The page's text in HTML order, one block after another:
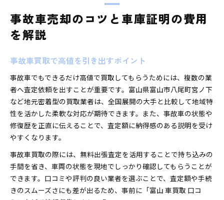
事故車売却のコツと車庫証明の費用
を解説
事故車買取で高値を引き出すポイント
事故車でもできるだけ高値で買取してもらうためには、複数の業
者へ査定依頼を出すことが重要です。富山県富山市八尾町宮ノ下
など地元密着型の買取業者は、全国展開の大手と比較して地域特
性を活かした柔軟な対応が期待できます。また、事故車の状態や
修復歴を正直に伝えることで、査定額に納得感のある説明を受け
やすくなります。
事故車買取の際には、無料出張査定を活用することで持ち込みの
手間を省き、車両の状態を現地でしっかり確認してもらうことが
できます。口コミや評判の良い業者を選ぶことで、査定額や手続
きのスムーズさにも差が出るため、事前に「富山 車買取 口コ